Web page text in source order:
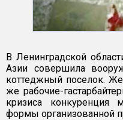
В Ленинградской
Азии совершила
коттеджный поселок.
же рабочие-
кризиса
формы организованной